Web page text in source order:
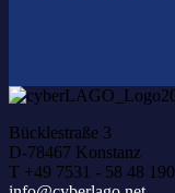
Bücklestraße 3
D-78467 Konstanz
T +49 7531 - 58 48 190